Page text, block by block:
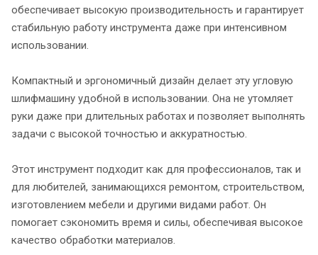
обеспечивает высокую производительность и гарантирует
стабильную работу инструмента даже при интенсивном
использовании.
Компактный и эргономичный дизайн делает эту угловую
шлифмашину удобной в использовании. Она не утомляет
руки даже при длительных работах и позволяет выполнять
задачи с высокой точностью и аккуратностью.
Этот инструмент подходит как для профессионалов, так и
для любителей, занимающихся ремонтом, строительством,
изготовлением мебели и другими видами работ. Он
помогает сэкономить время и силы, обеспечивая высокое
качество обработки материалов.